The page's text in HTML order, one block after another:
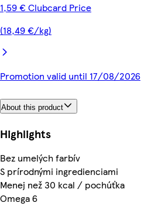
1,59 € Clubcard Price
(18,49 €/kg)
Promotion valid until 17/08/2026
About this product
Highlights
Bez umelých farbív
S prírodnými ingredienciami
Menej než 30 kcal / pochúťka
Omega 6